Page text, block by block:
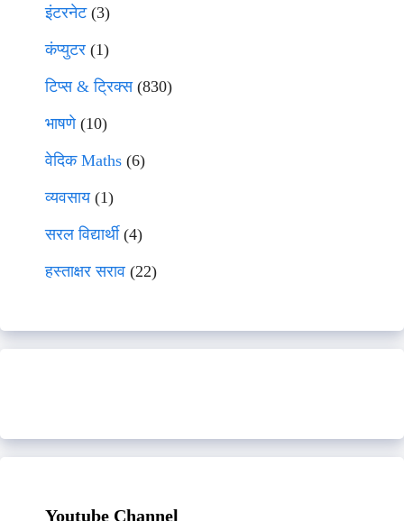
इंटरनेट(3)
कंप्युटर (1)
टिप्स & ट्रिक्स(830)
भाषणे(10)
वेदिक Maths (6)
व्यवसाय(1)
सरल विद्यार्थी(4)
हस्ताक्षर सराव (22)
Youtube Channel